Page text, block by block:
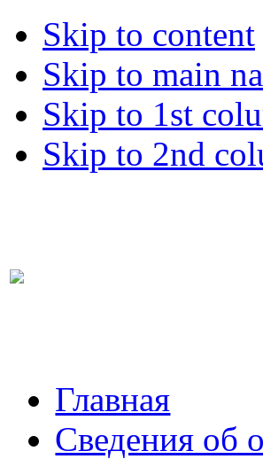
Skip to content
Skip to main
Skip to 1st
Skip to 2nd
Главная
Сведения об